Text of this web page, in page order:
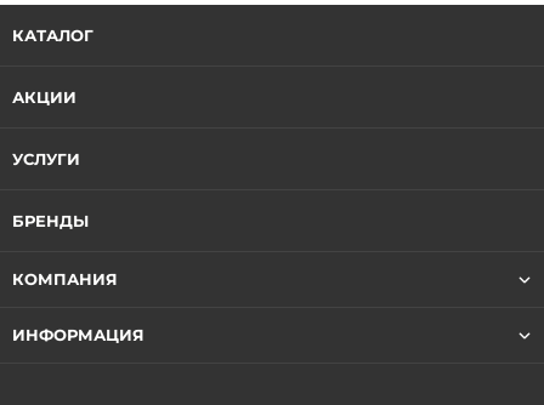
КАТАЛОГ
АКЦИИ
УСЛУГИ
БРЕНДЫ
КОМПАНИЯ
ИНФОРМАЦИЯ